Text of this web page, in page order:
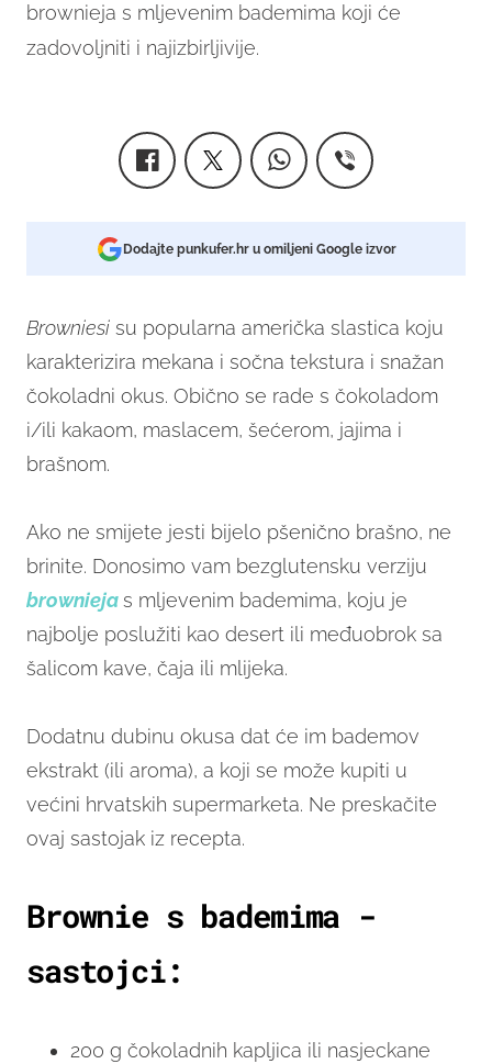
brownieja s mljevenim bademima koji će
zadovoljniti i najizbirljivije.
Dodajte punkufer.hr u omiljeni Google izvor
Browniesi su popularna američka slastica koju
karakterizira mekana i sočna tekstura i snažan
čokoladni okus. Obično se rade s čokoladom
i/ili kakaom, maslacem, šećerom, jajima i
brašnom.
Ako ne smijete jesti bijelo pšenično brašno, ne
brinite. Donosimo vam bezglutensku verziju
browniejas mljevenim bademima, koju je
najbolje poslužiti kao desert ili međuobrok sa
šalicom kave, čaja ili mlijeka.
Dodatnu dubinu okusa dat će im bademov
ekstrakt (ili aroma), a koji se može kupiti u
većini hrvatskih supermarketa. Ne preskačite
ovaj sastojak iz recepta.
Brownie s bademima -
sastojci:
200 g čokoladnih kapljica ili nasjeckane